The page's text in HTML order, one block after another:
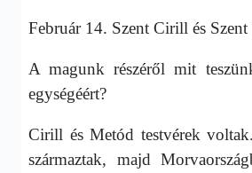
Február 14. Szent Cirill és
A magunk részéről mit
egységéért?
Cirill és Metód testvérek
származtak, majd